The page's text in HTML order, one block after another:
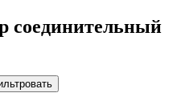
соединительный